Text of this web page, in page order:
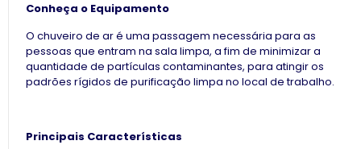
Conheça o Equipamento
O chuveiro de ar é uma passagem necessária para as
pessoas que entram na sala limpa, a fim de minimizar a
quantidade de partículas contaminantes, para atingir os
padrões rígidos de purificação limpa no local de trabalho.
Principais Características